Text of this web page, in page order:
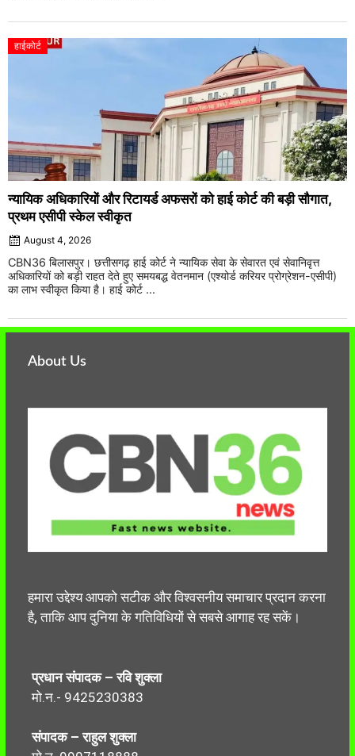
हाईकोर्ट
न्यायिक अधिकारियों और रिटायर्ड अफसरों को हाई कोर्ट की बड़ी सौगात,
प्रथम एसीपी स्केल स्वीकृत
August 4, 2026
CBN36 बिलासपुर। छत्तीसगढ़ हाई कोर्ट ने न्यायिक सेवा के सेवारत एवं सेवानिवृत्त
अधिकारियों को बड़ी राहत देते हुए समयबद्ध वेतनमान (एश्योर्ड करियर प्रोग्रेशन-एसीपी)
का लाभ स्वीकृत किया है। हाई कोर्ट ...
About Us
हमारा उद्देश्य आपको सटीक और विश्वसनीय समाचार प्रदान करना
है, ताकि आप दुनिया के गतिविधियों से सबसे आगाह रह सकें।
प्रधान संपादक – रवि शुक्ला
मो.न.- 9425230383
संपादक – राहुल शुक्ला